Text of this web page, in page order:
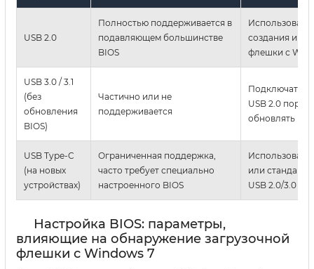
USB 2.0
Полностью поддерживается в
подавляющем большинстве
BIOS
Использовать
создания и
флешки с
USB 3.0 / 3.1
(без
обновления
BIOS)
Частично или не
поддерживается
Подключать
USB 2.0 порту
обновлять
USB Type-C
(на новых
устройствах)
Ограниченная поддержка,
часто требует специально
настроенного BIOS
Использовать
или
USB 2.0/3.0
Настройка BIOS: параметры,
влияющие на обнаружение загрузочной
флешки с Windows 7